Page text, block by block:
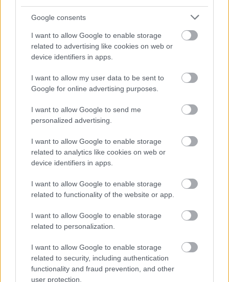
Google consents
I want to allow Google to enable storage
related to advertising like cookies on web or
device identifiers in apps.
I want to allow my user data to be sent to
Google for online advertising purposes.
I want to allow Google to send me
personalized advertising.
I want to allow Google to enable storage
related to analytics like cookies on web or
device identifiers in apps.
I want to allow Google to enable storage
related to functionality of the website or app.
I want to allow Google to enable storage
related to personalization.
I want to allow Google to enable storage
related to security, including authentication
functionality and fraud prevention, and other
user protection.
KULTÚRA
„Az isteni Sarah” - A színésznő, aki
koporsóban aludt, és az sem tarthatta távol
a színpadtól, amikor levágták a lábát
Koniorczyk Borbála